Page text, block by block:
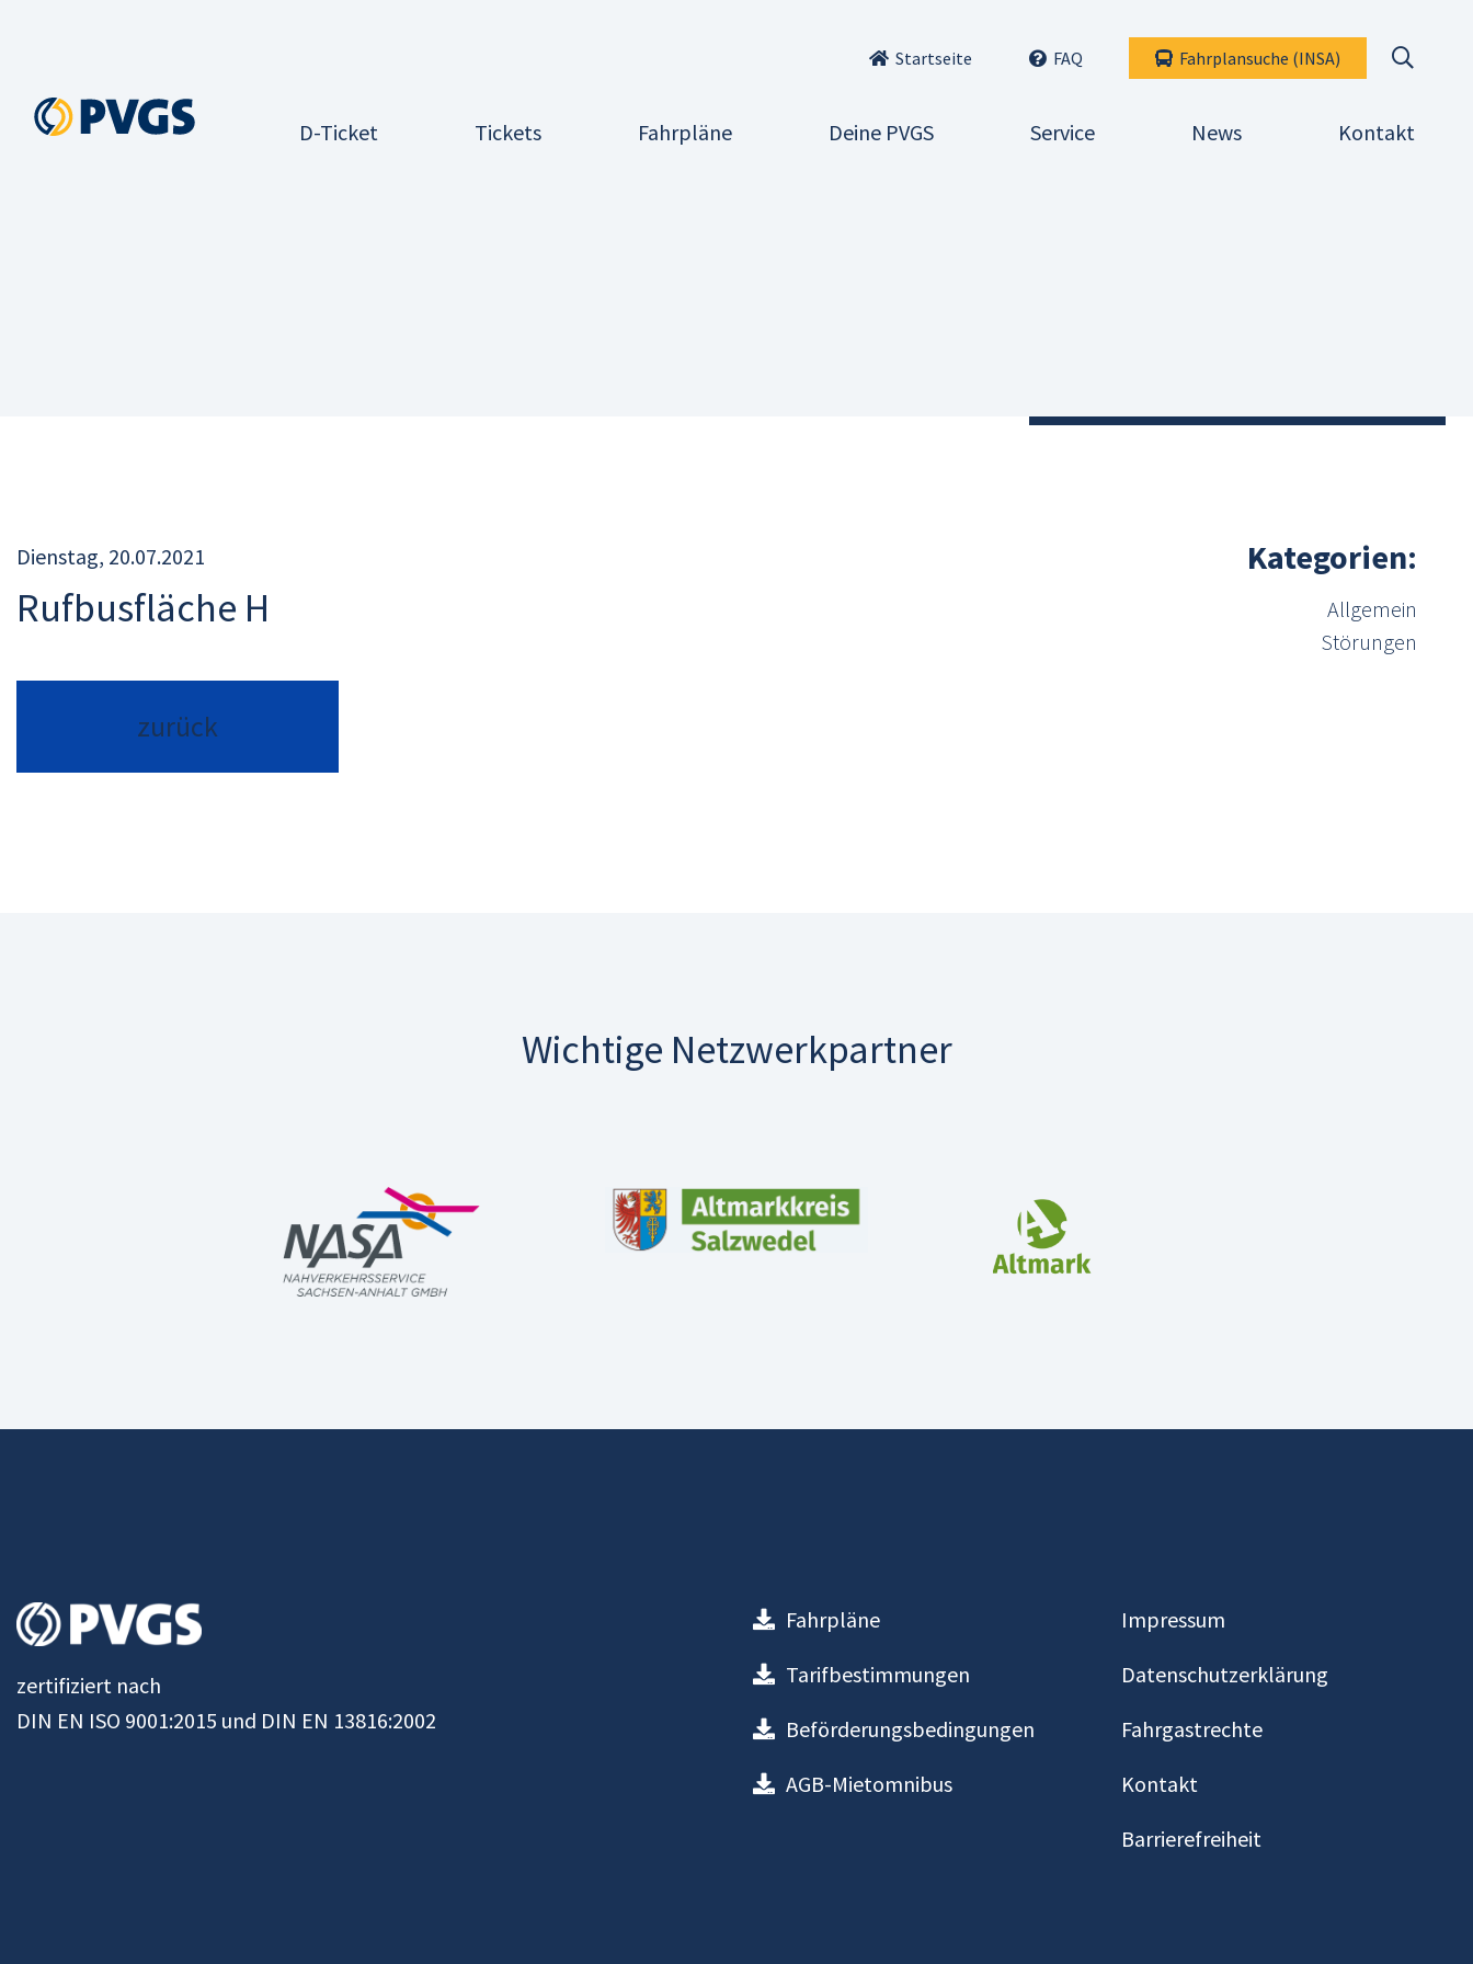
Startseite FAQ Fahrplansuche (INSA)
D-Ticket
Tickets Fahrpläne Deine PVGS Service News Kontakt
Dienstag, 20.07.2021
Rufbusfläche H
zurück
Kategorien
Allgemein
Störungen
Wichtige Netzwerkpartner
zertifiziert nach
DIN EN ISO 9001:2015 und DIN EN 13816:2002
Fahrpläne
Tarifbestimmungen
Beförderungsbedingungen
AGB-Mietomnibus
Impressum
Datenschutzerklärung
Fahrgastrechte
Kontakt
Barrierefreiheit